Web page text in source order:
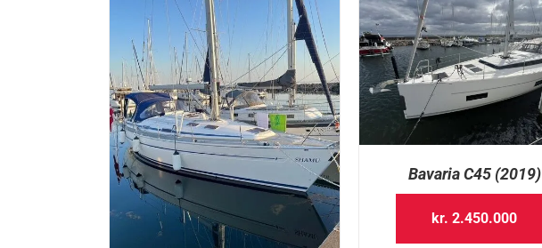
Bavaria C45 (2019)
kr. 2.450.000